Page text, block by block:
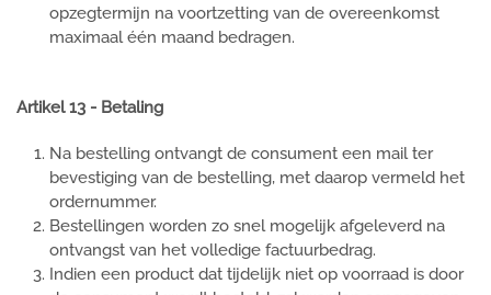
opzegtermijn na voortzetting van de overeenkomst
maximaal één maand bedragen.
Artikel 13 - Betaling
Na bestelling ontvangt de consument een mail ter
bevestiging van de bestelling, met daarop vermeld het
ordernummer.
Bestellingen worden zo snel mogelijk afgeleverd na
ontvangst van het volledige factuurbedrag.
Indien een product dat tijdelijk niet op voorraad is door